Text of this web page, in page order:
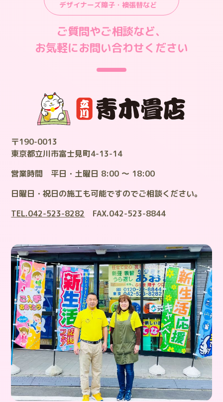
デザイナーズ障子・襖張替など
ご質問やご相談など、
お気軽にお問い合わせください
〒190-0013
東京都立川市富士見町4-13-14
営業時間 平日・土曜日 8:00 ～ 18:00
日曜日・祝日の施工も可能ですのでご相談ください。
TEL.042-523-8282
FAX.042-523-8844